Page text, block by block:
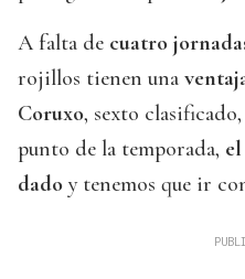
A falta de cuatro
rojillos tienen una
Coruxo, sexto
punto de la temporada,
dado y tenemos que ir